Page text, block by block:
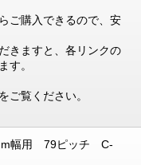
ご購入できるので、安
きますと、各リンクの
す。
ご覧ください。